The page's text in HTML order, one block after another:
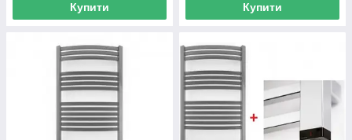
Купити Купити